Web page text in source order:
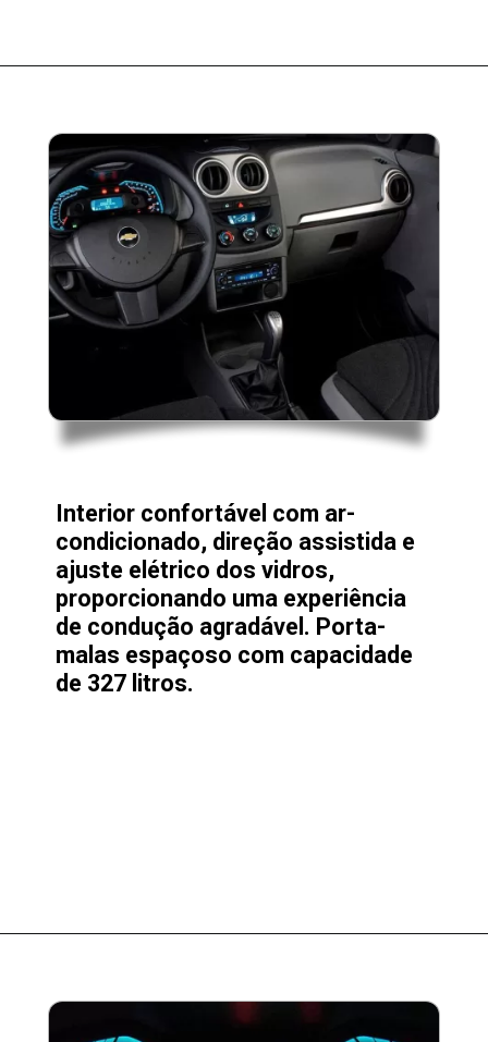
Interior confortável com ar-
condicionado, direção assistida e
ajuste elétrico dos vidros,
proporcionando uma experiência
de condução agradável. Porta-
malas espaçoso com capacidade
de 327 litros.